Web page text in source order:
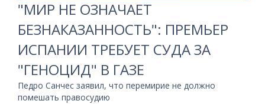
"МИР НЕ ОЗНАЧАЕТ
БЕЗНАКАЗАННОСТЬ": ПРЕМЬЕР
ИСПАНИИ ТРЕБУЕТ СУДА ЗА
"ГЕНОЦИД" В ГАЗЕ
Педро Санчес заявил, что перемирие не должно
помешать правосудию